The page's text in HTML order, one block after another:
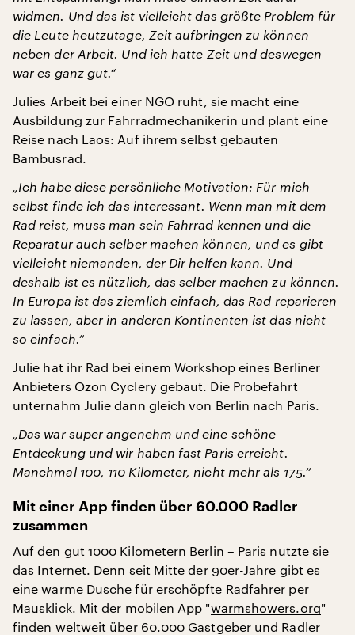
widmen. Und das ist vielleicht das größte Problem für
die Leute heutzutage, Zeit aufbringen zu können
neben der Arbeit. Und ich hatte Zeit und deswegen
war es ganz gut.“
Julies Arbeit bei einer NGO ruht, sie macht eine
Ausbildung zur Fahrradmechanikerin und plant eine
Reise nach Laos: Auf ihrem selbst gebauten
Bambusrad.
„Ich habe diese persönliche Motivation: Für mich
selbst finde ich das interessant. Wenn man mit dem
Rad reist, muss man sein Fahrrad kennen und die
Reparatur auch selber machen können, und es gibt
vielleicht niemanden, der Dir helfen kann. Und
deshalb ist es nützlich, das selber machen zu können.
In Europa ist das ziemlich einfach, das Rad reparieren
zu lassen, aber in anderen Kontinenten ist das nicht
so einfach.“
Julie hat ihr Rad bei einem Workshop eines Berliner
Anbieters Ozon Cyclery gebaut. Die Probefahrt
unternahm Julie dann gleich von Berlin nach Paris.
„Das war super angenehm und eine schöne
Entdeckung und wir haben fast Paris erreicht.
Manchmal 100, 110 Kilometer, nicht mehr als 175.“
Mit einer App finden über 60.000 Radler
zusammen
Auf den gut 1000 Kilometern Berlin – Paris nutzte sie
das Internet. Denn seit Mitte der 90er-Jahre gibt es
eine warme Dusche für erschöpfte Radfahrer per
Mausklick. Mit der mobilen App "warmshowers.org"
finden weltweit über 60.000 Gastgeber und Radler